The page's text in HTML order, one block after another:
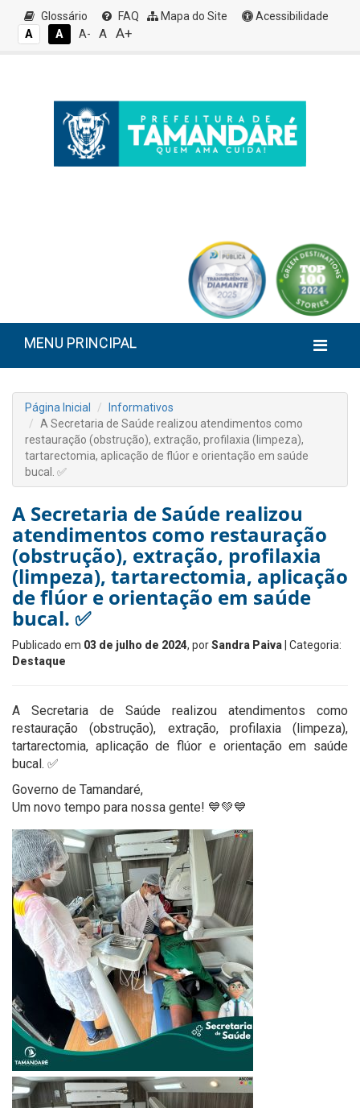
Glossário FAQ Mapa do Site
Acessibilidade
A
A A- A A+
MENU PRINCIPAL
Página Inicial
Informativos
A Secretaria de Saúde realizou atendimentos como
restauração (obstrução), extração, profilaxia (limpeza),
tartarectomia, aplicação de flúor e orientação em saúde
bucal. ✅
A Secretaria de Saúde realizou
atendimentos como restauração
(obstrução), extração, profilaxia
(limpeza), tartarectomia, aplicação
de flúor e orientação em saúde
bucal. ✅
Publicado em 03 de julho de 2024, porSandra Paiva | Categoria:
Destaque
A Secretaria de Saúde realizou atendimentos como
restauração (obstrução), extração, profilaxia (limpeza),
tartarectomia, aplicação de flúor e orientação em saúde
bucal. ✅
Governo de Tamandaré,
Um novo tempo para nossa gente! 💙💚💙